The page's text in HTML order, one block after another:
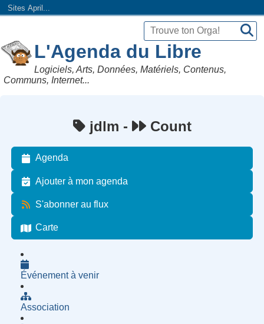
Sites April...
L'Agenda du Libre
Logiciels, Arts, Données, Matériels, Contenus,
Communs, Internet...
jdlm - Count
Agenda
Ajouter à mon agenda
S'abonner au flux
Carte
Événement à venir
Association